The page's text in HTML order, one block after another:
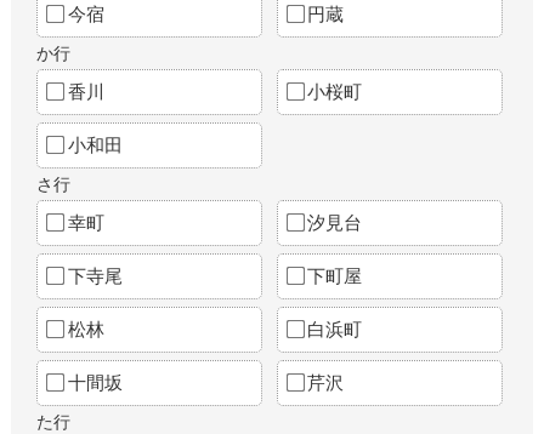
今宿 円蔵
か行
香川 小桜町
小和田
さ行
幸町 汐見台
下寺尾 下町屋
松林 白浜町
十間坂 芹沢
た行